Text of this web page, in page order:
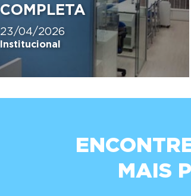
COMPLETA
23/04/2026
Institucional
MAIS